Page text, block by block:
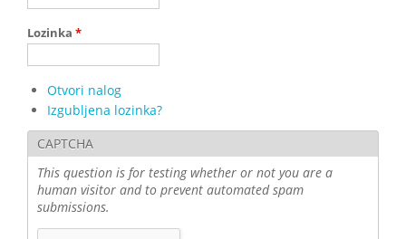
Lozinka *
Otvori nalog
Izgubljena lozinka?
CAPTCHA
This question is for testing whether or not you are a
human visitor and to prevent automated spam
submissions.